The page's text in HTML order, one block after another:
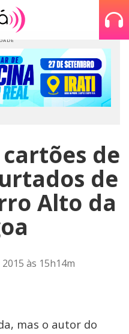
de
de
Alto da
às 15h14m
mas o autor do